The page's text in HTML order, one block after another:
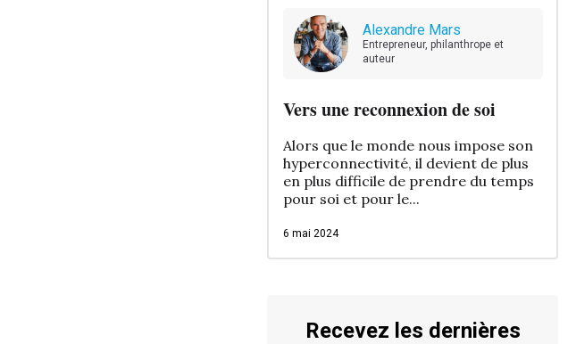
Alexandre Mars
Entrepreneur, philanthrope et
auteur
Vers une reconnexion de soi
Alors que le monde nous impose son
hyperconnectivité, il devient de plus
en plus difficile de prendre du temps
pour soi et pour le...
6 mai 2024
Recevez les dernières